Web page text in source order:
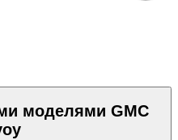
моделями GMC